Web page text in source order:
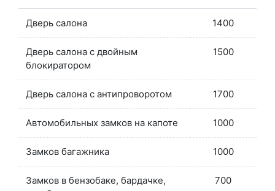
Дверь салона 1400
Дверь салона с двойным
блокиратором
1500
Дверь салона с антипроворотом 1700
Автомобильных замков на капоте 1000
Замков багажника 1000
Замков в бензобаке, бардачке,
700